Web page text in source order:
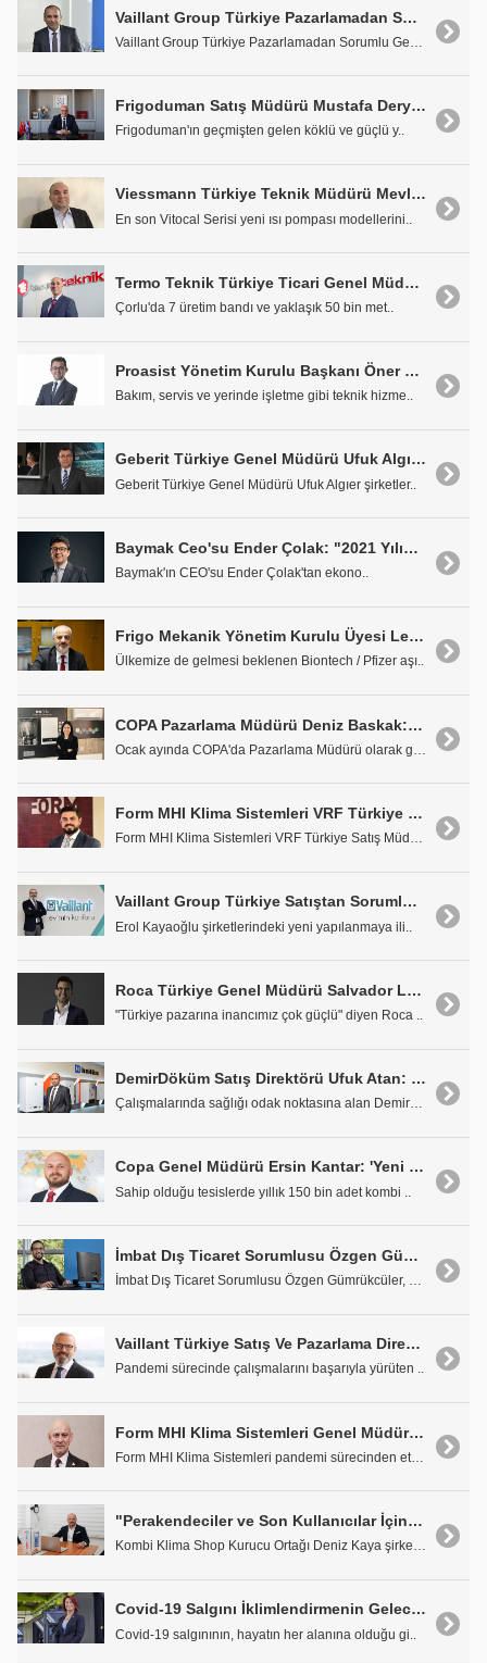
Vaillant Group Türkiye Pazarlamadan Sorumlu Genel Müdür Yardımcısı Ufuk Atan: "Müşteri ve Piyasa Odaklılığımızı Geliştirerek, Çevik Bir Yapıya Ulaşıyoruz"
Frigoduman Satış Müdürü Mustafa Deryaaşan: "Geleceğin Standartlarını Belirlemeye Gayret Ediyoruz"
Frigoduman'ın geçmişten gelen köklü ve güçlü y..
Viessmann Türkiye Teknik Müdürü Mevlana Balçık: "Geleceğin Sıfır Karbon Hedeflerini Bugünden Gerçekleştiriyoruz"
En son Vitocal Serisi yeni ısı pompası modellerini..
Termo Teknik Türkiye Ticari Genel Müdürü M. Emin Kasan: "Üretmeye, Büyümeye ve Üstün Kaliteli Yeni Ürünler Sunmaya Devam Ediyoruz"
Çorlu'da 7 üretim bandı ve yaklaşık 50 bin met..
Proasist Yönetim Kurulu Başkanı Öner Çelebi: "Standardı Yükselten Çözüm Platformu Olmaya Devam Edeceğiz"
Bakım, servis ve yerinde işletme gibi teknik hizme..
Geberit Türkiye Genel Müdürü Ufuk Algıer: "Hayata Bakış Açımızı Hızla Değiştiren Bu Dönemde Yeni Nesil Banyoların Ön Plana Çıktığını Görüyoruz"
Geberit Türkiye Genel Müdürü Ufuk Algıer şirketler..
Baymak Ceo'su Ender Çolak: "2021 Yılında Yüzde 30 Büyüme Hedefliyoruz"
Baymak'ın CEO'su Ender Çolak'tan ekono..
Frigo Mekanik Yönetim Kurulu Üyesi Levent Aydın: "Biontech / Pfizer Aşısını -78°C'de Muhafaza Edecek Ürünler İçin Dünyadan Birçok Talep Aldık"
Ülkemize de gelmesi beklenen Biontech / Pfizer aşı..
COPA Pazarlama Müdürü Deniz Baskak: "Genişleyen Ürün Gamımızla Pazarlama Stratejilerimizi Birleştirerek Büyümeyi Hedefliyoruz"
Form MHI Klima Sistemleri VRF Türkiye Satış Müdürü Uğur Bayülgen: "Ar-Ge Çalışmalarıyla Sektöre Yön Veren Marka Olmaya Devam Edeceğiz"
Form MHI Klima Sistemleri VRF Türkiye Satış Müdürü..
Vaillant Group Türkiye Satıştan Sorumlu Genel Müdür Yardımcısı Erol Kayaoğlu: "Yeni Yapılanma ile Markalarımız Arası Sinerjiyi Artıracağız"
Erol Kayaoğlu şirketlerindeki yeni yapılanmaya ili..
Roca Türkiye Genel Müdürü Salvador Lopez Oliva: "Türkiye'ye İnanıyor ve Bu Pazarda Konumumuzu Güçlendirmeyi Hedefliyoruz"
"Türkiye pazarına inancımız çok güçlü" diyen Roca ..
DemirDöküm Satış Direktörü Ufuk Atan: "Her Koşulda DemirDöküm Yanınızda"
Çalışmalarında sağlığı odak noktasına alan DemirDö..
Copa Genel Müdürü Ersin Kantar: 'Yeni Sezona Ürün Ailemizi Büyüterek Başladık'
Sahip olduğu tesislerde yıllık 150 bin adet kombi ..
İmbat Dış Ticaret Sorumlusu Özgen Gümrükcüler: "İmbat'ın Başarısının Sırrı Kalitesini Esnekliğiyle Birleştirmesi, Sabırlı ve Sağlam Büyümesi"
İmbat Dış Ticaret Sorumlusu Özgen Gümrükcüler, baş..
Vaillant Türkiye Satış Ve Pazarlama Direktörü Erol Kayaoğlu: 'Bu Zorlu Süreçte Ortaya Koyduğumuz Fark ile Öne Çıktık'
Pandemi sürecinde çalışmalarını başarıyla yürüten ..
Form MHI Klima Sistemleri Genel Müdürü Mehmet Oral: "Satış ve Bayileşme Sürecimize Hız Kesmeden Devam Ettik"
"Perakendeciler ve Son Kullanıcılar İçin Fark Yaratmaya Devam Edeceğiz"
Kombi Klima Shop Kurucu Ortağı Deniz Kaya şirketle..
Covid-19 Salgını İklimlendirmenin Geleceğini Nasıl Etkileyecek?
Covid-19 salgınının, hayatın her alanına olduğu gi..